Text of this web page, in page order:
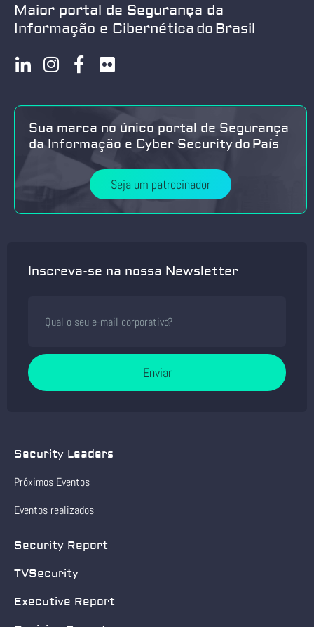
Maior portal de Segurança da
Informação e Cibernética do Brasil
Sua marca no único portal de Segurança
da Informação e Cyber Security do País
Seja um patrocinador
Inscreva-se na nossa Newsletter
Enviar
Security Leaders
Próximos Eventos
Eventos realizados
Security Report
TVSecurity
Executive Report